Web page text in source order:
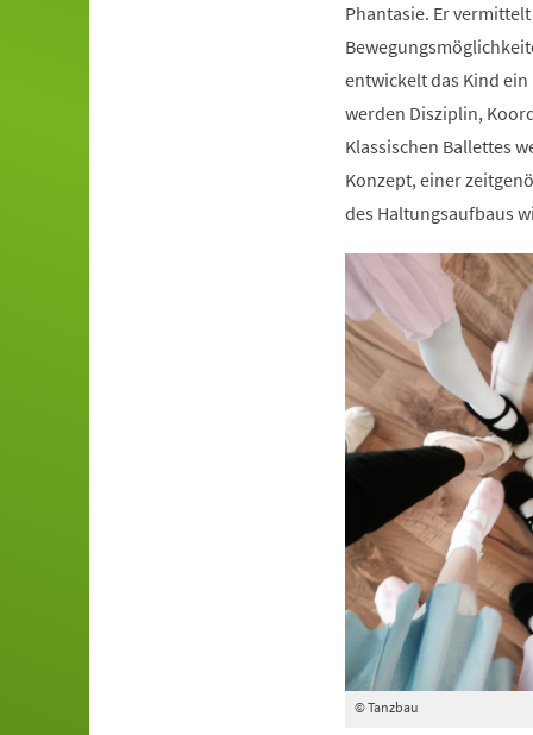
Phantasie. Er
entwickelt das Kind
werden Disziplin,
Klassischen Ballettes
Konzept, einer
des Haltungsaufbaus
© Tanzbau